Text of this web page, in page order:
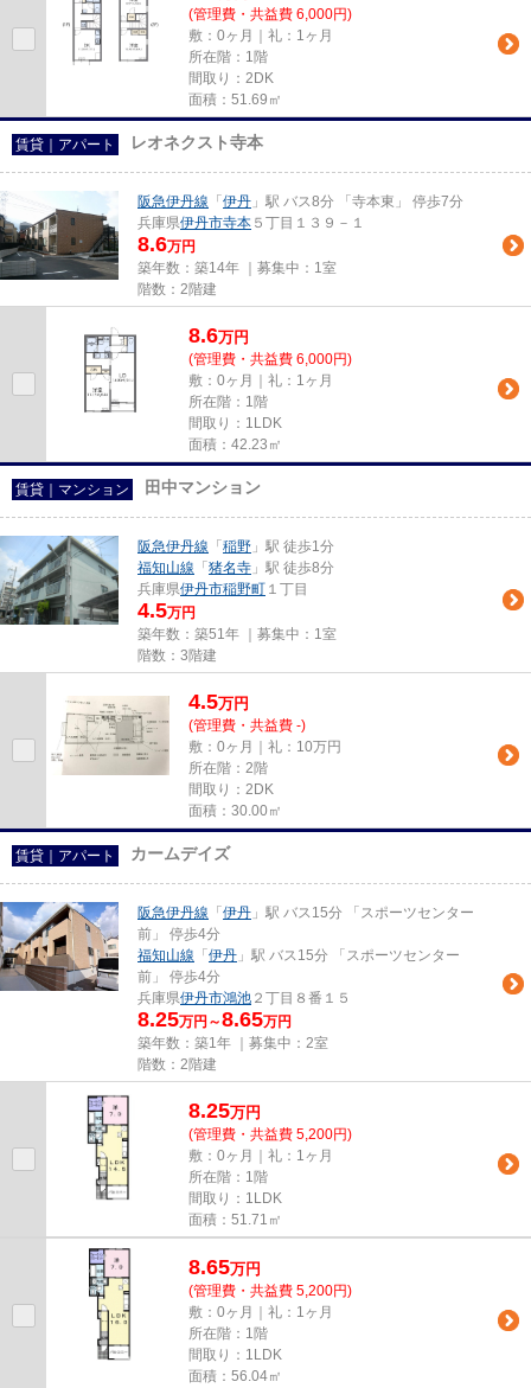
(管理費・共益費 6,000円)
敷：0ヶ月｜礼：1ヶ月
所在階：1階
間取り：2DK
面積：51.69㎡
賃貸｜アパート レオネクスト寺本
阪急伊丹線 「 伊丹 」駅 バス8分 「寺本東」 停歩7分
兵庫県伊丹市寺本 ５丁目１３９－１
8.6万円
築年数：築14年 ｜募集中： 1室
階数：2階建
8.6万円
(管理費・共益費 6,000円)
敷：0ヶ月｜礼：1ヶ月
所在階：1階
間取り：1LDK
面積：42.23㎡
賃貸｜マンション 田中マンション
阪急伊丹線 「 稲野 」駅 徒歩1分
福知山線 「 猪名寺 」駅 徒歩8分
兵庫県伊丹市稲野町 １丁目
4.5万円
築年数：築51年 ｜募集中： 1室
階数：3階建
4.5万円
(管理費・共益費 -)
敷：0ヶ月｜礼：10万円
所在階：2階
間取り：2DK
面積：30.00㎡
賃貸｜アパート カームデイズ
阪急伊丹線 「 伊丹 」駅 バス15分 「スポーツセンター
前」 停歩4分
福知山線 「 伊丹 」駅 バス15分 「スポーツセンター
前」 停歩4分
兵庫県伊丹市鴻池 ２丁目８番１５
8.25万円～8.65万円
築年数：築1年 ｜募集中： 2室
階数：2階建
8.25万円
(管理費・共益費 5,200円)
敷：0ヶ月｜礼：1ヶ月
所在階：1階
間取り：1LDK
面積：51.71㎡
8.65万円
(管理費・共益費 5,200円)
敷：0ヶ月｜礼：1ヶ月
所在階：1階
間取り：1LDK
面積：56.04㎡